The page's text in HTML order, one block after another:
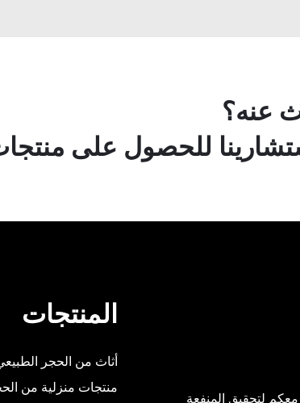
عنه؟
للحصول على
لتحقيق المنفعة
المنتجات
أثاث من الحجر
منتجات منزلية من